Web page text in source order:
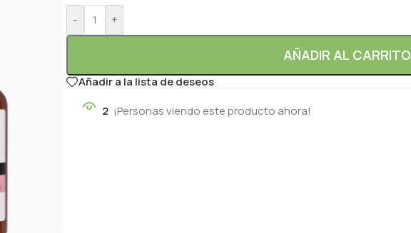
- +
AÑADIR AL CARRITO
Añadir a la lista de deseos
2 ¡Personas viendo este producto ahora!